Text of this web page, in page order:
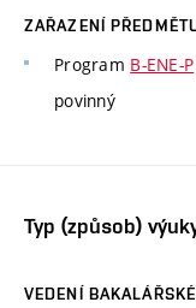
ZAŘAZENÍ
Program B-ENE-P
povinný
Typ (způsob)
VEDENÍ